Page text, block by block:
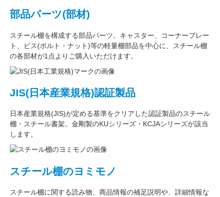
部品パーツ(部材)
スチール棚を構成する部品パーツ。 キャスター
コーナープレー
ト
ビス(ボルト・ナット)等の軽量棚部品を中心に、スチール棚
の各部材が1点よりご購入いただけます。
JIS(日本産業規格)認証製品
日本産業規格(JIS)が定める基準をクリアした認証製品のスチール
棚・スチール書架。金剛製のKUシリーズ・KCJAシリーズが該当
します。
スチール棚のヨミモノ
スチール棚に関する読み物、商品情報の補足説明や、詳細情報な